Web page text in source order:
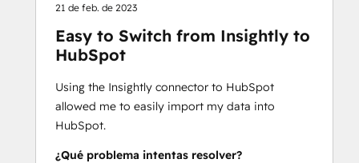
21 de feb. de 2023
Easy to Switch from Insightly to
HubSpot
Using the Insightly connector to HubSpot
allowed me to easily import my data into
HubSpot.
¿Qué problema intentas resolver?